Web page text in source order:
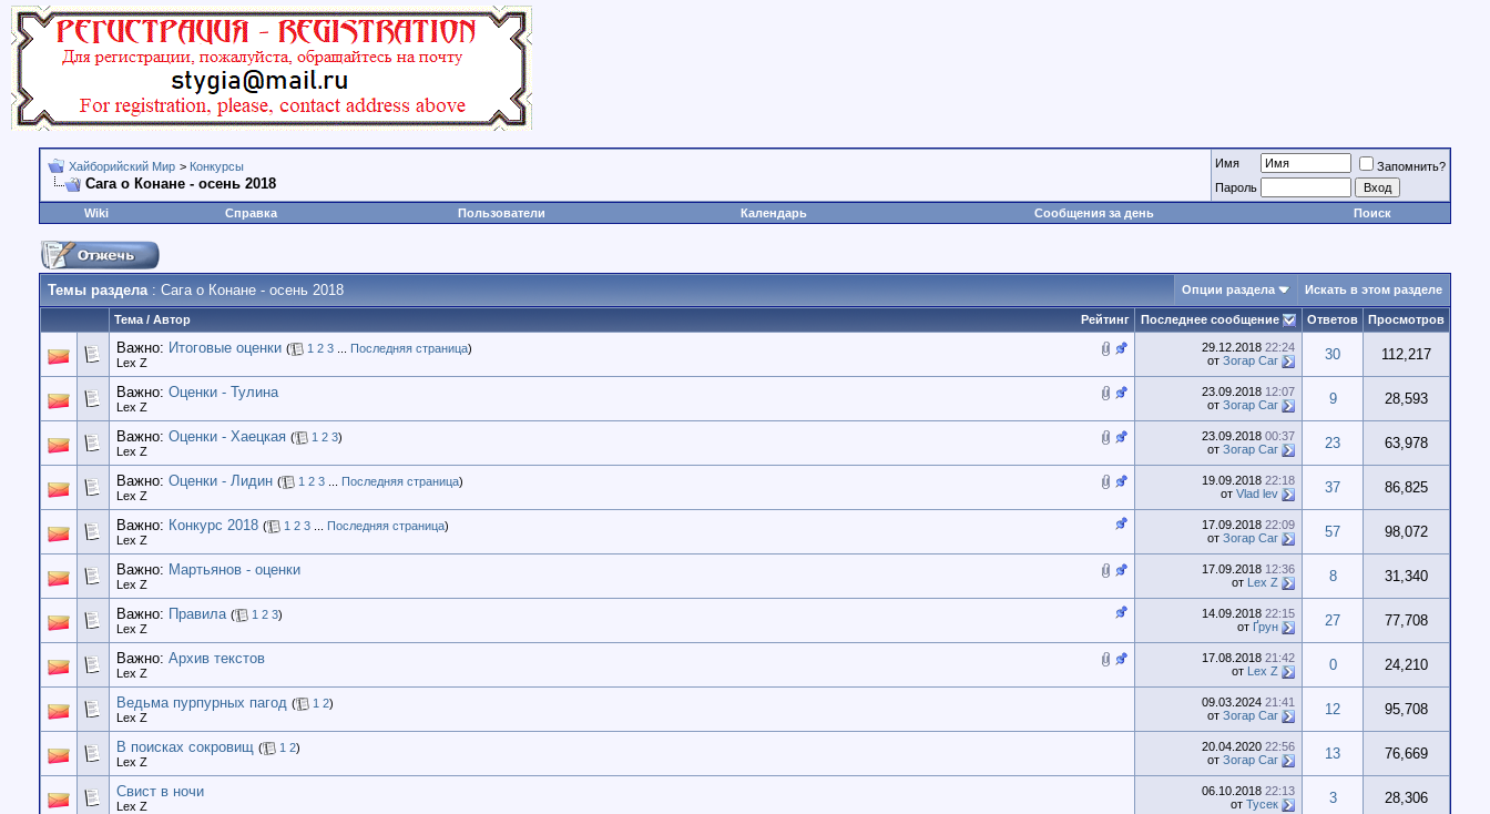
Хайборийский Мир > Конкурсы
Сага о Конане - осень 2018
Имя
Запомнить?
Пароль
Wiki
Справка Пользователи Календарь Сообщения за день Поиск
Темы раздела: Сага о Конане - осень 2018 Опции раздела Искать в этом разделе
Рейтинг
Тема / Автор Последнее сообщение Ответов Просмотров
Важно: Итоговые оценки ( 1 2 3 Последняя страница)
Lex Z
29.12.2018 22:24
от Зогар Саг 30 112,217
Важно: Оценки - Тулина
Lex Z
23.09.2018 12:07
от Зогар Саг 9 28,593
Важно: Оценки - Хаецкая ( 1 2 3)
Lex Z
23.09.2018 00:37
от Зогар Саг 23 63,978
Важно: Оценки - Лидин ( 1 2 3 Последняя страница)
Lex Z
19.09.2018 22:18
от Vlad lev 37 86,825
Важно: Конкурс 2018 ( 1 2 3 Последняя страница)
Lex Z
17.09.2018 22:09
от Зогар Саг 57 98,072
Важно: Мартьянов - оценки
Lex Z
17.09.2018 12:36
от Lex Z 8 31,340
Важно: Правила ( 1 2 3)
Lex Z
14.09.2018 22:15
от Ґрун 27 77,708
Важно: Архив текстов
Lex Z
17.08.2018 21:42
от Lex Z 0 24,210
Ведьма пурпурных пагод ( 1 2)
Lex Z
09.03.2024 21:41
от Зогар Саг 12 95,708
В поисках сокровищ ( 1 2)
Lex Z
20.04.2020 22:56
от Зогар Саг 13 76,669
Свист в ночи
Lex Z
06.10.2018 22:13
от Тусек 3 28,306